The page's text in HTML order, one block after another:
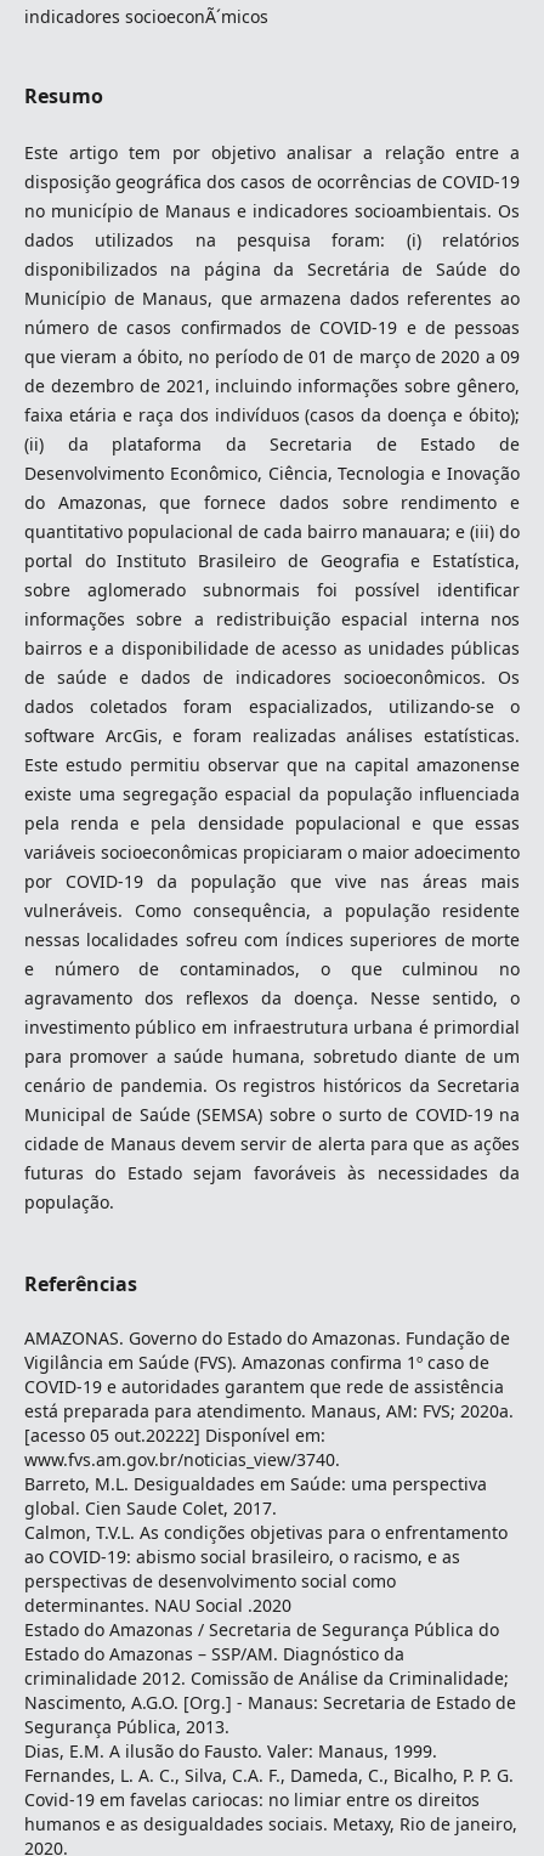
indicadores socioeconÃ´micos
Resumo
Este artigo tem por objetivo analisar a relação entre a
disposição geográfica dos casos de ocorrências de COVID-19
no município de Manaus e indicadores socioambientais. Os
dados utilizados na pesquisa foram: (i) relatórios
disponibilizados na página da Secretária de Saúde do
Município de Manaus, que armazena dados referentes ao
número de casos confirmados de COVID-19 e de pessoas
que vieram a óbito, no período de 01 de março de 2020 a 09
de dezembro de 2021, incluindo informações sobre gênero,
faixa etária e raça dos indivíduos (casos da doença e óbito);
(ii) da plataforma da Secretaria de Estado de
Desenvolvimento Econômico, Ciência, Tecnologia e Inovação
do Amazonas, que fornece dados sobre rendimento e
quantitativo populacional de cada bairro manauara; e (iii) do
portal do Instituto Brasileiro de Geografia e Estatística,
sobre aglomerado subnormais foi possível identificar
informações sobre a redistribuição espacial interna nos
bairros e a disponibilidade de acesso as unidades públicas
de saúde e dados de indicadores socioeconômicos. Os
dados coletados foram espacializados, utilizando-se o
software ArcGis, e foram realizadas análises estatísticas.
Este estudo permitiu observar que na capital amazonense
existe uma segregação espacial da população influenciada
pela renda e pela densidade populacional e que essas
variáveis socioeconômicas propiciaram o maior adoecimento
por COVID-19 da população que vive nas áreas mais
vulneráveis. Como consequência, a população residente
nessas localidades sofreu com índices superiores de morte
e número de contaminados, o que culminou no
agravamento dos reflexos da doença. Nesse sentido, o
investimento público em infraestrutura urbana é primordial
para promover a saúde humana, sobretudo diante de um
cenário de pandemia. Os registros históricos da Secretaria
Municipal de Saúde (SEMSA) sobre o surto de COVID-19 na
cidade de Manaus devem servir de alerta para que as ações
futuras do Estado sejam favoráveis às necessidades da
população.
Referências
AMAZONAS. Governo do Estado do Amazonas. Fundação de
Vigilância em Saúde (FVS). Amazonas confirma 1º caso de
COVID-19 e autoridades garantem que rede de assistência
está preparada para atendimento. Manaus, AM: FVS; 2020a.
[acesso 05 out.20222] Disponível em:
www.fvs.am.gov.br/noticias_view/3740.
Barreto, M.L. Desigualdades em Saúde: uma perspectiva
global. Cien Saude Colet, 2017.
Calmon, T.V.L. As condições objetivas para o enfrentamento
ao COVID-19: abismo social brasileiro, o racismo, e as
perspectivas de desenvolvimento social como
determinantes. NAU Social .2020
Estado do Amazonas / Secretaria de Segurança Pública do
Estado do Amazonas – SSP/AM. Diagnóstico da
criminalidade 2012. Comissão de Análise da Criminalidade;
Nascimento, A.G.O. [Org.] - Manaus: Secretaria de Estado de
Segurança Pública, 2013.
Dias, E.M. A ilusão do Fausto. Valer: Manaus, 1999.
Fernandes, L. A. C., Silva, C.A. F., Dameda, C., Bicalho, P. P. G.
Covid-19 em favelas cariocas: no limiar entre os direitos
humanos e as desigualdades sociais. Metaxy, Rio de janeiro,
2020.